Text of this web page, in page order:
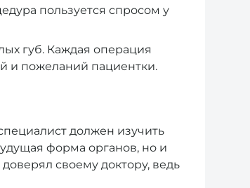
пользуется спросом у
губ. Каждая операция
и пожеланий пациентки.
должен изучить
форма органов, но и
своему доктору, ведь